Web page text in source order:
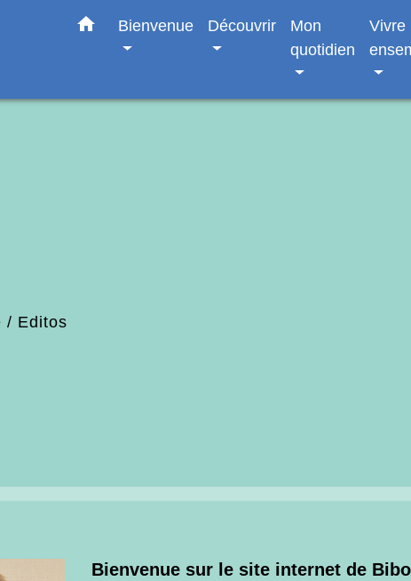
home Bienvenue Découvrir
Mon
quotidien
Vivre
/ Editos
Bienvenue sur le site internet de